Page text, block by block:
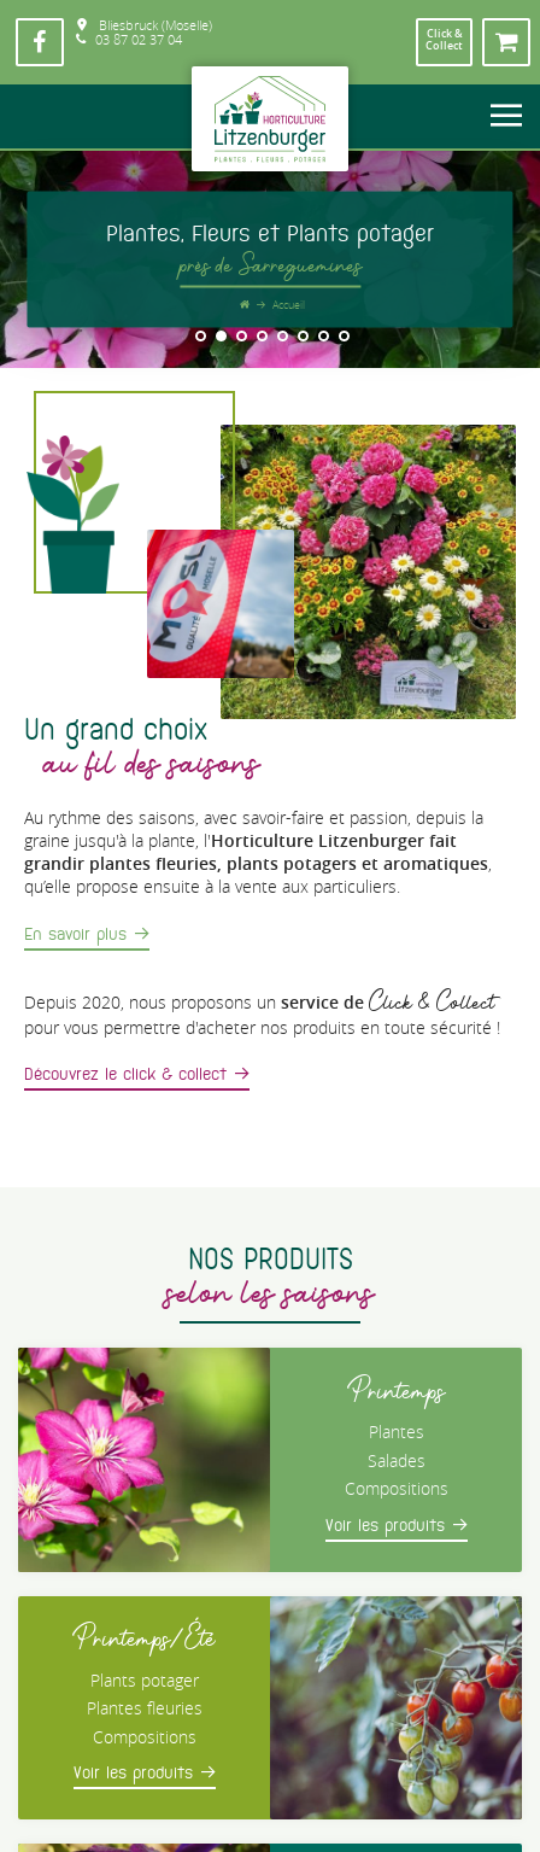
Bliesbruck (Moselle)
03 87 02 37 04
Click &
Collect
Plantes, Fleurs et Plants potager
près de Sarreguemines
Accueil
Un grand choix
au fil dessaisons
Au rythme des saisons, avec savoir-faire et passion, depuis la
graine jusqu'à la plante, l'Horticulture Litzenburger fait
grandir plantes fleuries, plants potagers et aromatiques
qu’elle propose ensuite à la vente aux particuliers.
En savoir plus
Depuis 2020, nous proposons un service de Click & Collect
pour vous permettre d'acheter nos produits en toute sécurité !
Découvrez le click & collect
NOS PRODUITS
selon les saisons
Printemps
Plantes
Salades
Compositions
Voir les produits
Printemps/Été
Plants potager
Plantes fleuries
Compositions
Voir les produits